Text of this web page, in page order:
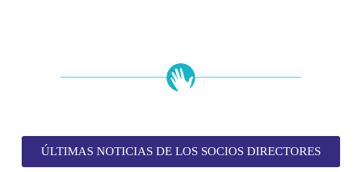
ÚLTIMAS NOTICIAS DE LOS SOCIOS DIRECTORES